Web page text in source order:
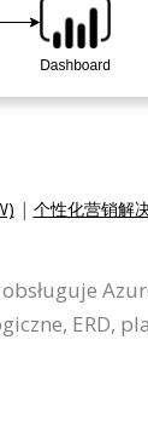
| 个性化营销解
ERD,